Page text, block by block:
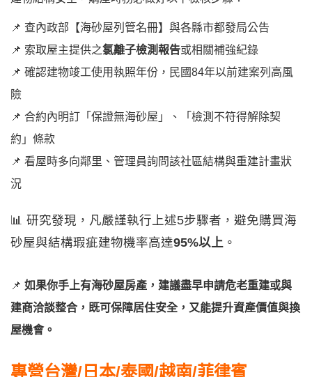
📌 查內政部【海砂屋列管名冊】與各縣市都發局公告
📌 索取屋主提供之氯離子檢測報告或相關補強紀錄
📌 確認建物竣工使用執照年份，民國84年以前建案列高風
險
📌 合約內明訂「保證無海砂屋」、「檢測不符得解除契
約」條款
📌 看屋時多向鄰里、管理員詢問該社區結構與重建計畫狀
況
📊 研究發現，凡嚴謹執行上述5步驟者，避免購買海
砂屋與結構瑕疵建物機率高達95%以上 。
📌 如果你手上有海砂屋房產，建議盡早申請危老重建或與
建商洽談整合，既可保障居住安全，又能提升資產價值與換
屋機會。
專營台灣/日本/泰國/越南/菲律賓